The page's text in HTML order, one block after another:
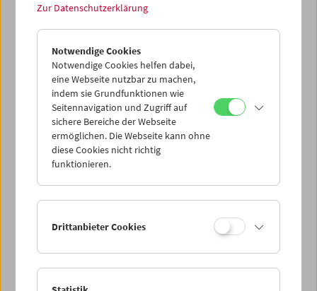
Mo 2.11.
Di 3.11.
Mi 4.11.
Do 5.11.
Sa 7.11.
Zur Datenschutzerklärung
Notwendige Cookies
Notwendige Cookies helfen dabei,
eine Webseite nutzbar zu machen,
indem sie Grundfunktionen wie
Seitennavigation und Zugriff auf
sichere Bereiche der Webseite
ermöglichen. Die Webseite kann ohne
diese Cookies nicht richtig
funktionieren.
Drittanbieter Cookies